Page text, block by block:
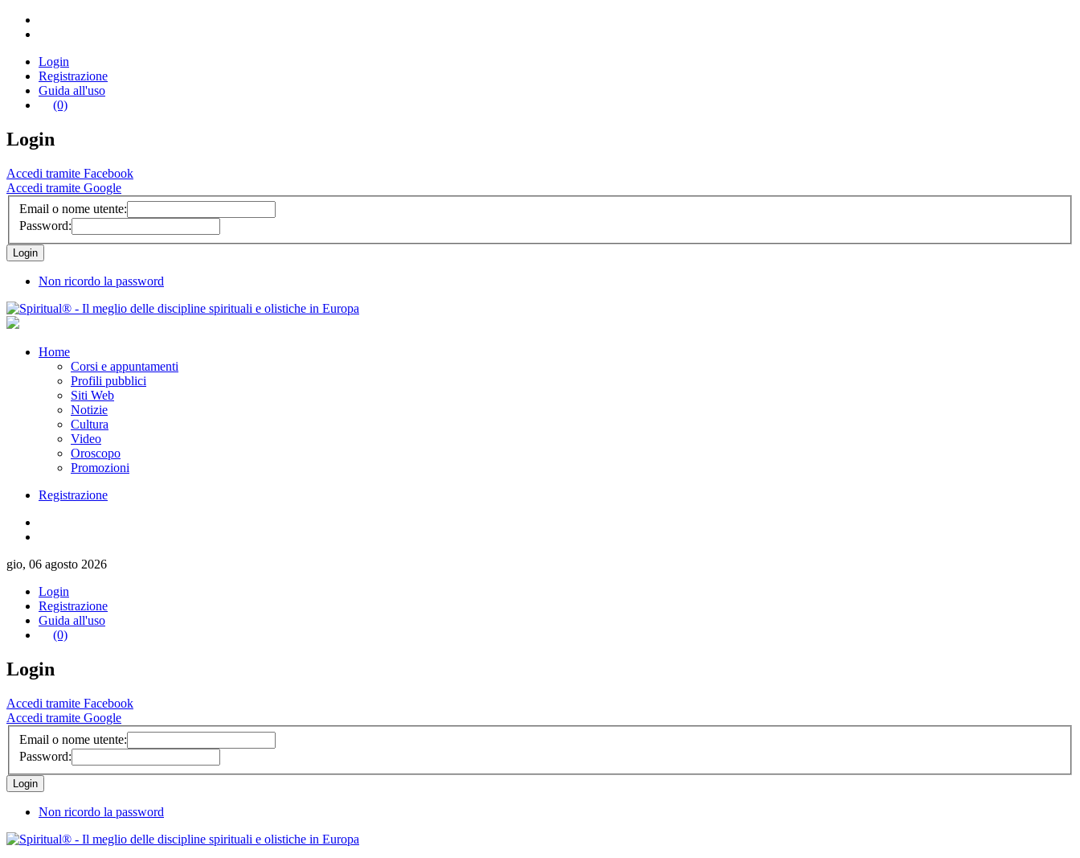
Login
Registrazione
Guida all'uso
(0)
Login
Accedi tramite Facebook
Accedi tramite Google
Email o nome utente:
Password:
Non ricordo la password
Home
Corsi e appuntamenti
Profili pubblici
Siti Web
Notizie
Cultura
Video
Oroscopo
Promozioni
Registrazione
gio, 06 agosto 2026
Login
Registrazione
Guida all'uso
(0)
Login
Accedi tramite Facebook
Accedi tramite Google
Email o nome utente:
Password:
Non ricordo la password